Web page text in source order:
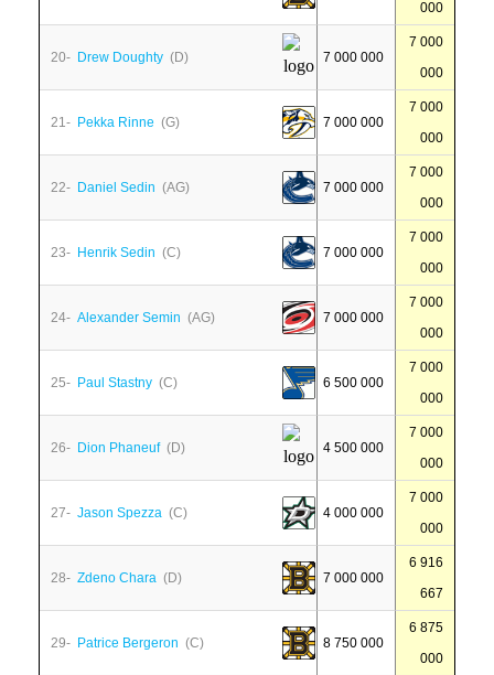
000
20- Drew Doughty (D) 7 000 000
7 000
000
21- Pekka Rinne (G) 7 000 000
7 000
000
22- Daniel Sedin (AG) 7 000 000
7 000
000
23- Henrik Sedin (C) 7 000 000
7 000
000
24- Alexander Semin (AG) 7 000 000
7 000
000
25- Paul Stastny (C) 6 500 000
7 000
000
26- Dion Phaneuf(D) 4 500 000
7 000
000
27- Jason Spezza (C) 4 000 000
7 000
000
28- Zdeno Chara (D) 7 000 000
6 916
667
29- Patrice Bergeron (C) 8 750 000
6 875
000